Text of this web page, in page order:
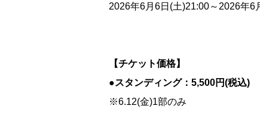
2026年6月6日(土)21:00～2026年6
【チケット価格】
●スタンディング：5,500円(税込)
※6.12(金)1部のみ